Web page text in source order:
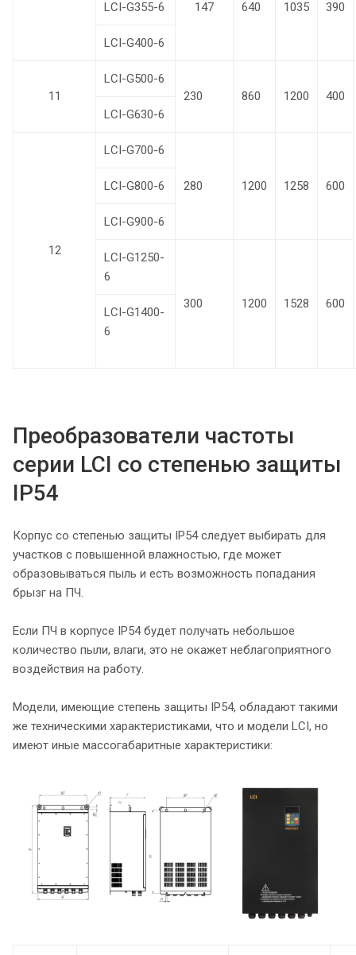
147 640 1035 390
LCI-G355-6
LCI-G400-6
11
LCI-G500-6
230
860 1200
400
LCI-G630-6
12
LCI-G700-6
280 1200 1258 600
LCI-G800-6
LCI-G900-6
LCI-G1250-
6
300
1200 1528 600
LCI-G1400-
6
Преобразователи частоты
серии LCI со степенью защиты
IP54
Корпус со степенью защиты IP54 следует выбирать для
участков с повышенной влажностью, где может
образовываться пыль и есть возможность попадания
брызг на ПЧ.
Если ПЧ в корпусе IP54 будет получать небольшое
количество пыли, влаги, это не окажет неблагоприятного
воздействия на работу.
Модели, имеющие степень защиты IP54, обладают такими
же техническими характеристиками, что и модели LCI, но
имеют иные массогабаритные характеристики: